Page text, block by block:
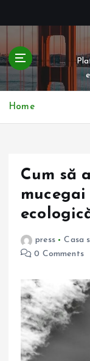
t
c
Home
Cum să
press Casa
0 Comments